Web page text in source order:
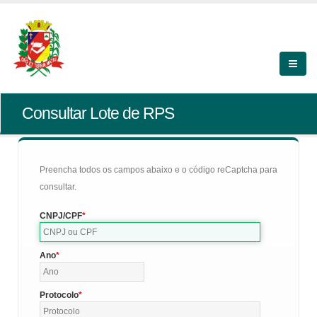
Consultar Lote de RPS
Preencha todos os campos abaixo e o código reCaptcha para
consultar.
CNPJ/CPF
Ano
Protocolo